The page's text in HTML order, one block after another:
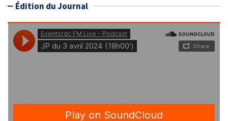
Édition du Journal